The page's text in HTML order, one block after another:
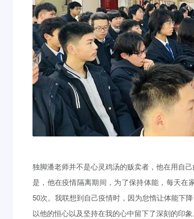
独脚潘老师并不是心灵鸡汤的贩卖者，他在用自
是，他在疫情隔离期间，为了保持体能，每天在
50次。我联想到自己疫情时，因为怠惰让体能下
以他的恒心以及坚持在我的心中留下了深刻的印象